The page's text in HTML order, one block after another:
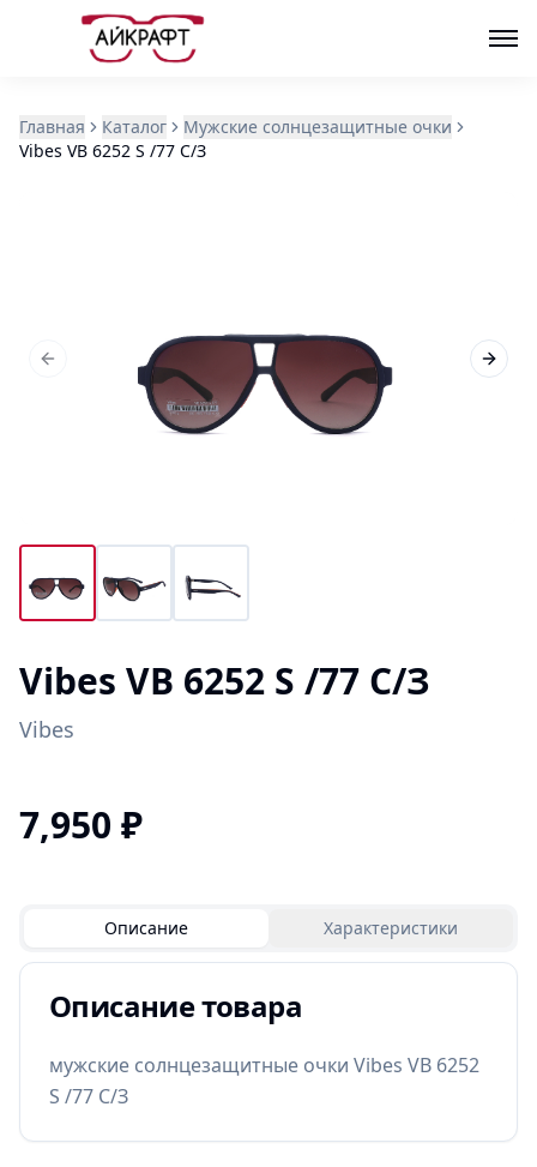
Главная Каталог
Мужские солнцезащитные очки
Vibes VB 6252 S /77 С/З
Previous slide Next
Vibes VB 6252 S /77 С/З
Vibes
7,950 ₽
Описание Характеристики
Описание товара
мужские солнцезащитные очки Vibes VB 6252
S /77 С/З